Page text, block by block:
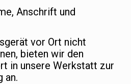
Anschrift und
vor Ort nicht
bieten wir den
in unsere Werkstatt zur
an.